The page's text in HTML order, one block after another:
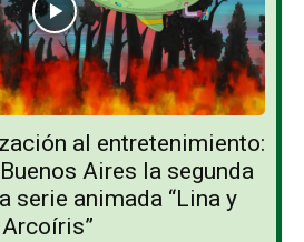
al entretenimiento:
Aires la segunda
serie animada “Lina y